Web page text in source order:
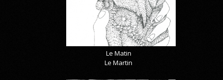
Le Matin
Le Martin